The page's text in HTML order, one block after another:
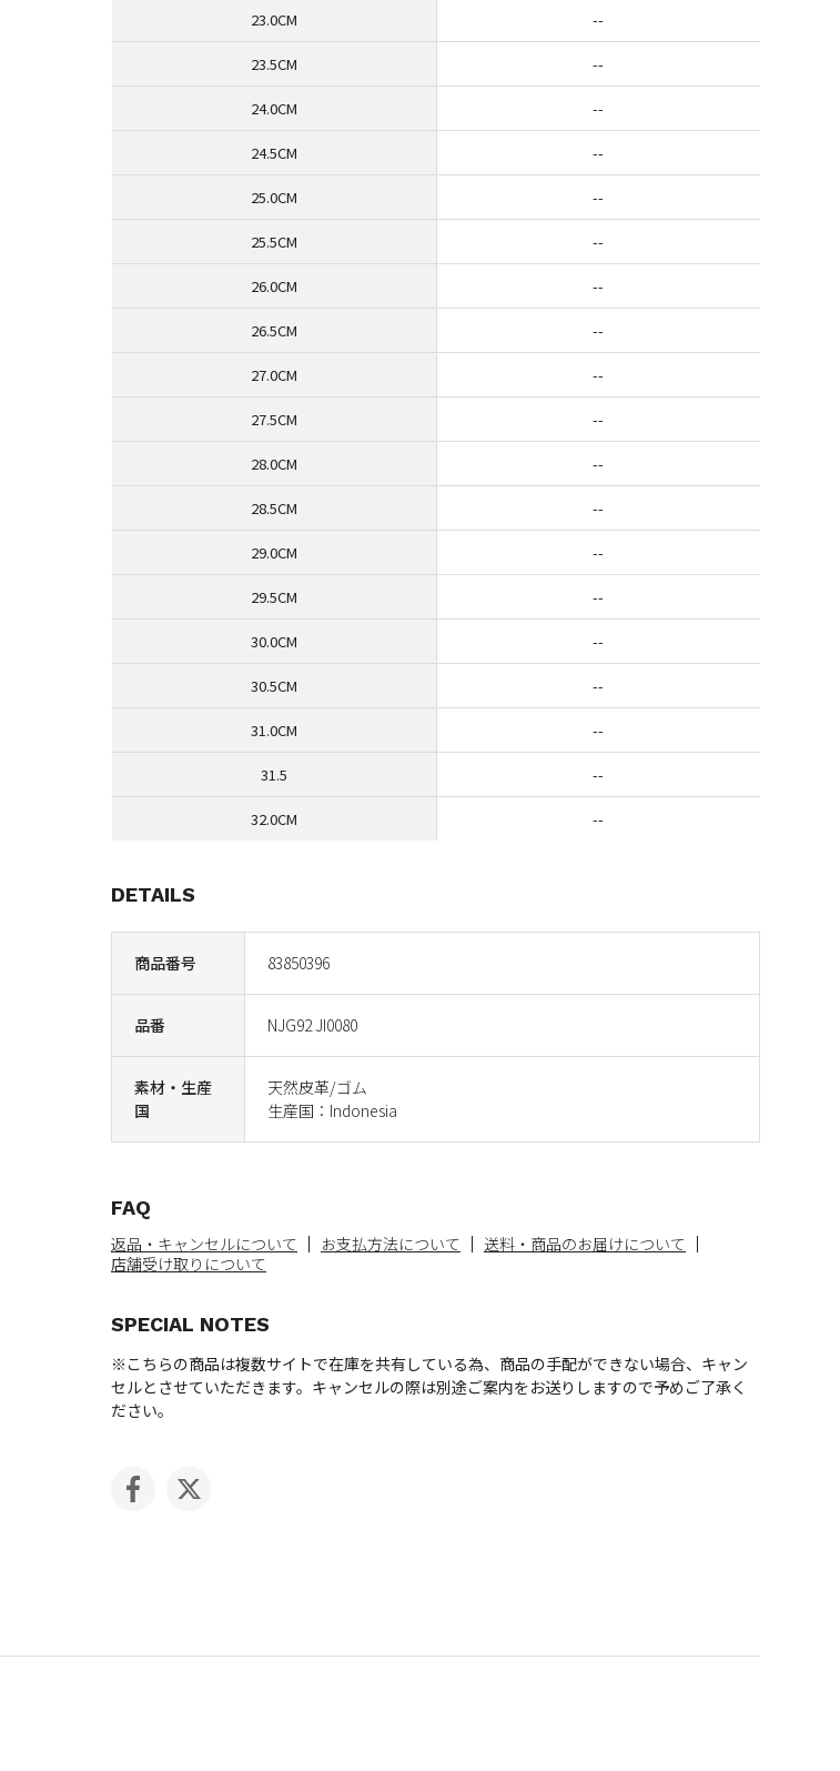
商品番号 83850396
品番 NJG92 JI0080
素材・生産
国
天然皮革/ゴム
生産国：Indonesia
DETAILS
FAQ
返品・キャンセルについて お支払方法について
送料・商品のお届けについて
店舗受け取りについて
SPECIAL NOTES
※こちらの商品は複数サイトで在庫を共有している為、商品の手配ができない場合、キャン
セルとさせていただきます。キャンセルの際は別途ご案内をお送りしますので予めご了承く
ださい。
23.0CM --
23.5CM --
24.0CM --
24.5CM --
25.0CM --
25.5CM --
26.0CM --
26.5CM --
27.0CM --
27.5CM --
28.0CM --
28.5CM --
29.0CM --
29.5CM --
30.0CM --
30.5CM --
31.0CM --
31.5 --
32.0CM --